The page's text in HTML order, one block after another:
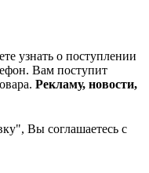
узнать о поступлении
Вам поступит
Рекламу, новости,
Вы соглашаетесь с